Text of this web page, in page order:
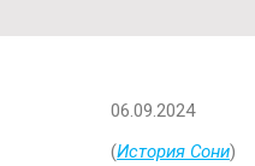
06.09.2024
(История Сони)